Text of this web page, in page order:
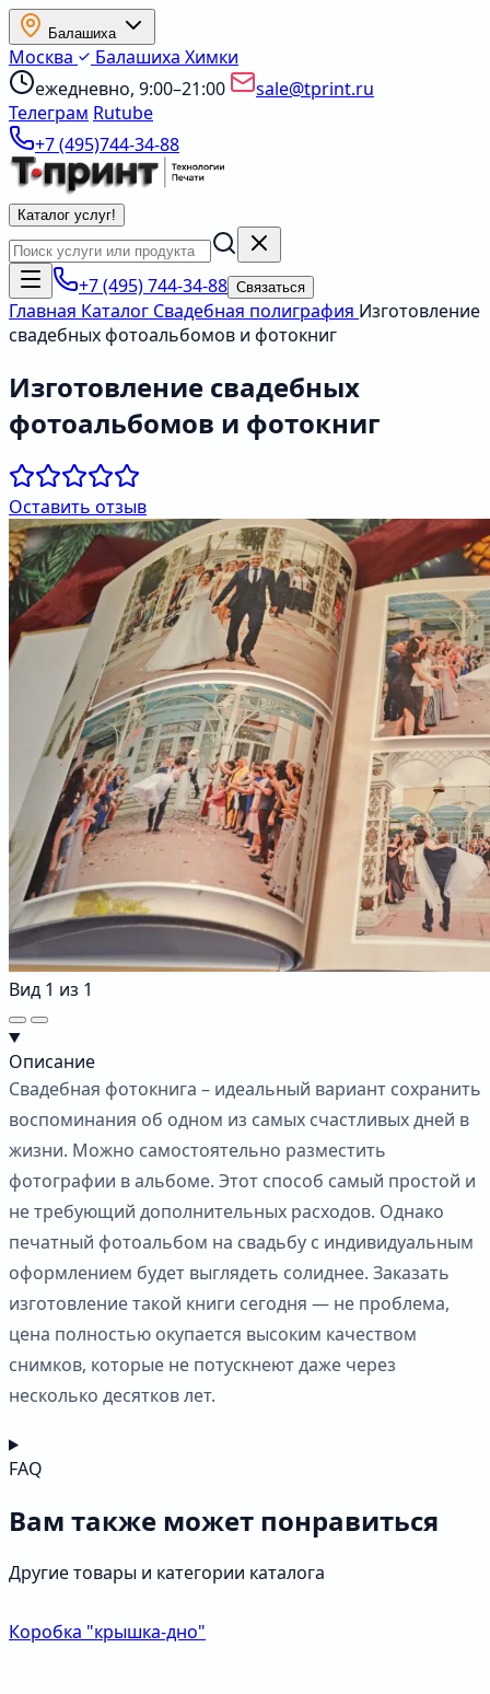
Балашиха
Москва Балашиха Химки
ежедневно, 9:00–21:00
sale@tprint.ru
Телеграм Rutube
+7 (495)744-34-88
Каталог услуг!
+7 (495) 744-34-88 Связаться
Главная Каталог Свадебная полиграфия Изготовление
свадебных фотоальбомов и фотокниг
Изготовление свадебных
фотоальбомов и фотокниг
Оставить отзыв
Вид 1 из 1
Описание
Свадебная фотокнига – идеальный вариант сохранить
воспоминания об одном из самых счастливых дней в
жизни. Можно самостоятельно разместить
фотографии в альбоме. Этот способ самый простой и
не требующий дополнительных расходов. Однако
печатный фотоальбом на свадьбу с индивидуальным
оформлением будет выглядеть солиднее. Заказать
изготовление такой книги сегодня — не проблема,
цена полностью окупается высоким качеством
снимков, которые не потускнеют даже через
несколько десятков лет.
FAQ
Вам также может понравиться
Другие товары и категории каталога
Коробка "крышка-дно"